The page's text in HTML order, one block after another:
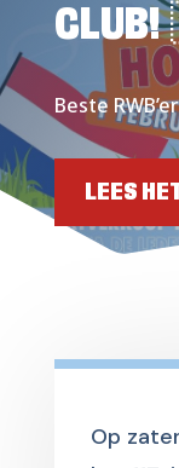
Beste
LEES
Op